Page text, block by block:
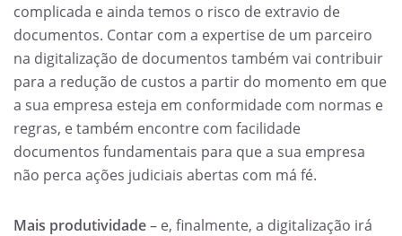
complicada e ainda temos o risco de extravio de
documentos. Contar com a expertise de um parceiro
na digitalização de documentos também vai contribuir
para a redução de custos a partir do momento em que
a sua empresa esteja em conformidade com normas e
regras, e também encontre com facilidade
documentos fundamentais para que a sua empresa
não perca ações judiciais abertas com má fé.
Mais produtividade– e, finalmente, a digitalização irá